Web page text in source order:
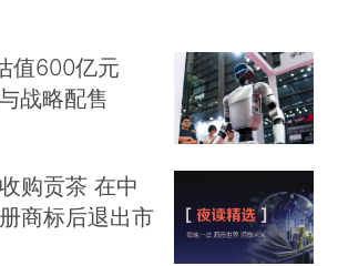
值600亿元
战略配售
购贡茶 在中
商标后退出市